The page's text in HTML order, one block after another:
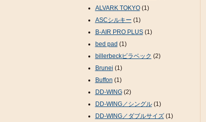
ALVARK TOKYO(1)
ASCシルキー (1)
B-AIR PRO PLUS(1)
bed pad (1)
billerbeckビラベック (2)
Brunei (1)
Buffon (1)
DD-WING(2)
DD-WING／シングル(1)
DD-WING／ダブルサイズ(1)